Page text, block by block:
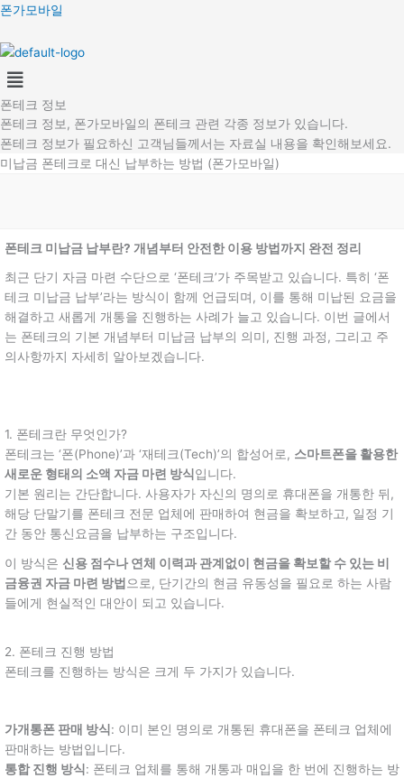
콘
츠
로
건
너
뛰
기
폰가모바일
Menu
폰테크 정보
폰테크 정보, 폰가모바일의 폰테크 관련 각종 정보가 있습니다.
폰테크 정보가 필요하신 고객님들께서는 자료실 내용을 확인해보세요.
미납금 폰테크로 대신 납부하는 방법 (폰가모바일)
폰테크 미납금 납부란? 개념부터 안전한 이용 방법까지 완전 정리
최근 단기 자금 마련 수단으로 ‘폰테크’가 주목받고 있습니다. 특히 ‘폰
테크 미납금 납부’라는 방식이 함께 언급되며, 이를 통해 미납된 요금을
해결하고 새롭게 개통을 진행하는 사례가 늘고 있습니다. 이번 글에서
는 폰테크의 기본 개념부터 미납금 납부의 의미, 진행 과정, 그리고 주
의사항까지 자세히 알아보겠습니다.
1. 폰테크란 무엇인가?
폰테크는 ‘폰(Phone)’과 ‘재테크(Tech)’의 합성어로, 스마트폰을 활용한
새로운 형태의 소액 자금 마련 방식입니다.
기본 원리는 간단합니다. 사용자가 자신의 명의로 휴대폰을 개통한 뒤,
해당 단말기를 폰테크 전문 업체에 판매하여 현금을 확보하고, 일정 기
간 동안 통신요금을 납부하는 구조입니다.
이 방식은 신용 점수나 연체 이력과 관계없이 현금을 확보할 수 있는 비
금융권 자금 마련 방법으로, 단기간의 현금 유동성을 필요로 하는 사람
들에게 현실적인 대안이 되고 있습니다.
2. 폰테크 진행 방법
폰테크를 진행하는 방식은 크게 두 가지가 있습니다.
가개통폰 판매 방식: 이미 본인 명의로 개통된 휴대폰을 폰테크 업체에
판매하는 방법입니다.
통합 진행 방식: 폰테크 업체를 통해 개통과 매입을 한 번에 진행하는 방